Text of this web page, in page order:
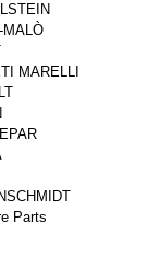
MALÒ
MARELLI
Parts